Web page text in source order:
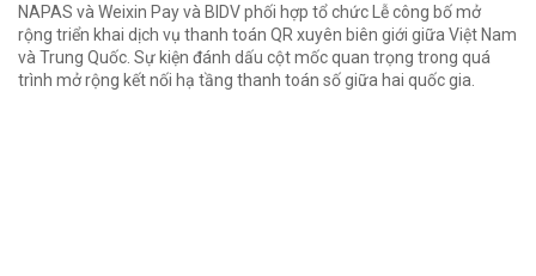
NAPAS và Weixin Pay và BIDV phối hợp tổ chức Lễ công bố mở
rộng triển khai dịch vụ thanh toán QR xuyên biên giới giữa Việt Nam
và Trung Quốc. Sự kiện đánh dấu cột mốc quan trọng trong quá
trình mở rộng kết nối hạ tầng thanh toán số giữa hai quốc gia.